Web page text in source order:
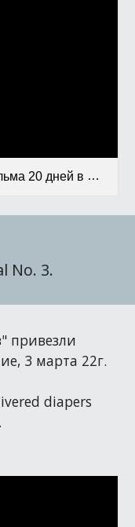
в Мариуполе.MP4
No. 3.
привезли
3 марта 22г.
diapers